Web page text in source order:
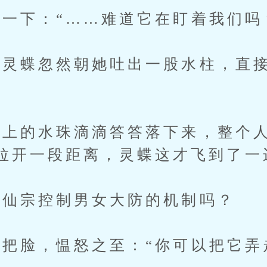
下：“……难道它在盯着我们吗
忽然朝她吐出一股水柱，直
水珠滴滴答答落下来，整个
开一段距离，灵蝶这才飞到了一
控制男女大防的机制吗？
，愠怒之至：“你可以把它弄